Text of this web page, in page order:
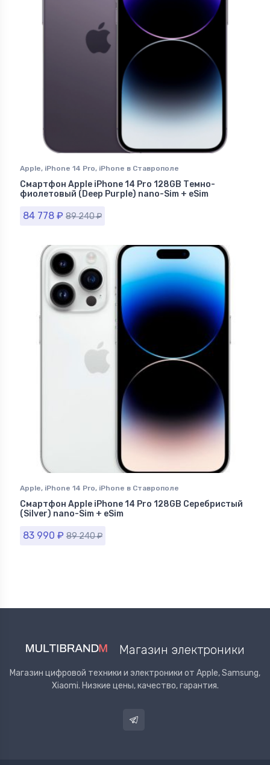
Apple, iPhone 14 Pro, iPhone в Ставрополе
Смартфон Apple iPhone 14 Pro 128GB Темно-
фиолетовый (Deep Purple) nano-Sim + eSim
84 778 ₽ 89 240₽
Apple, iPhone 14 Pro, iPhone в Ставрополе
Смартфон Apple iPhone 14 Pro 128GB Серебристый
(Silver) nano-Sim + eSim
83 990 ₽ 89 240₽
Магазин электроники
Магазин цифровой техники и электроники от Apple, Samsung,
Xiaomi. Низкие цены, качество, гарантия.